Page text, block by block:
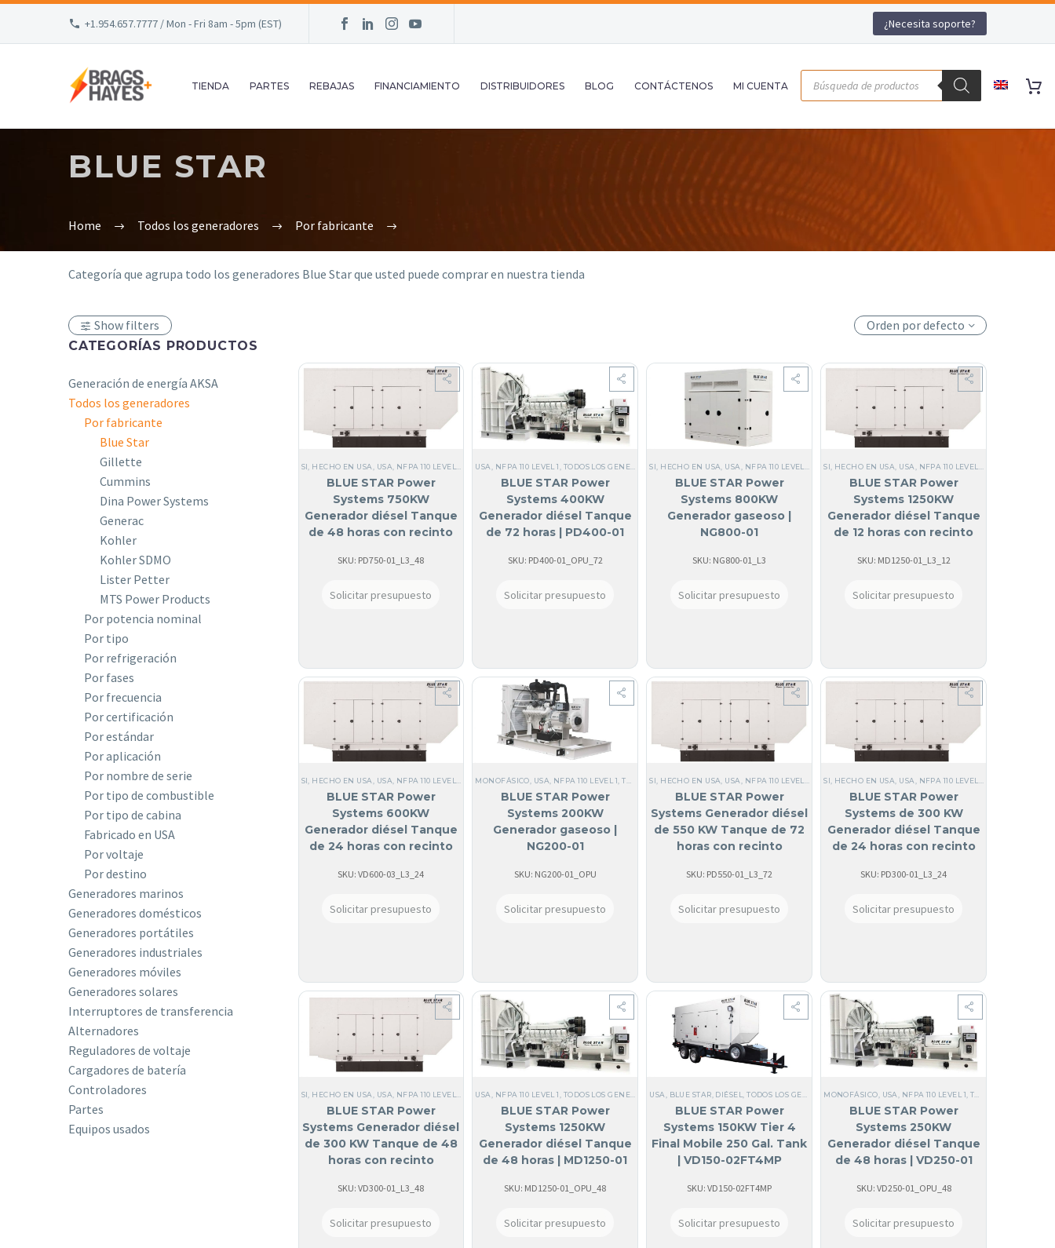
+1.954.657.7777 / Mon - Fri 8am - 5pm (EST) ¿Necesita soporte?
TIENDA PARTES REBAJAS FINANCIAMIENTO DISTRIBUIDORES BLOG CONTÁCTENOS MI CUENTA
BLUE STAR
Home Todos los generadores Por fabricante
Categoría que agrupa todo los generadores Blue Star que usted puede comprar en nuestra tienda
Show filters
CATEGORÍAS PRODUCTOS
Generación de energía AKSA
Todos los generadores
Por fabricante
Blue Star
Gillette
Cummins
Dina Power Systems
Generac
Kohler
Kohler SDMO
Lister Petter
MTS Power Products
Por potencia nominal
Por tipo
Por refrigeración
Por fases
Por frecuencia
Por certificación
Por estándar
Por aplicación
Por nombre de serie
Por tipo de combustible
Por tipo de cabina
Fabricado en USA
Por voltaje
Por destino
Generadores marinos
Generadores domésticos
Generadores portátiles
Generadores industriales
Generadores móviles
Generadores solares
Interruptores de transferencia
Alternadores
Reguladores de voltaje
Cargadores de batería
Controladores
Partes
Equipos usados
Orden por defecto
SI, HECHO EN USA USA NFPA 110 LEVEL 1 TODOS LOS GENERADORES,BLUE STAR,DIÉSEL ,TRIFÁSICOS 120/208V,COMERCIALES,TRIFÁSICO ,60 HZ, EPA TIER 2,NFPA 110 LEVEL 2
BLUE STAR Power
Systems 750KW
Generador diésel Tanque
de 48 horas con recinto
PD750-01
SKU: PD750-01_L3_48
Solicitar presupuesto
USA NFPA 110 LEVEL 1 TODOS LOS GENERADORES ,DIÉSEL, BLUE STAR ,SI, HECHO EN USA ,TRIFÁSICO ,60 HZ, NFPA 110 LEVEL 2,TRIFÁSICOS 120/208V
BLUE STAR Power
Systems 400KW
Generador diésel Tanque
de 72 horas | PD400-01
SKU: PD400-01_OPU_72
Solicitar presupuesto
SI, HECHO EN USA USA NFPA 110 LEVEL 1 TODOS LOS GENERADORES ,BLUE STAR,COMERCIALES
BLUE STAR Power
Systems 800KW
Generador gaseoso |
NG800-01
SKU: NG800-01_L3
Solicitar presupuesto
SI, HECHO EN USA USA NFPA 110 LEVEL 1
BLUE STAR Power
Systems 1250KW
Generador diésel Tanque
de 12 horas con recinto
MD1250-01
SKU: MD1250-01_L3_12
Solicitar presupuesto
SI, HECHO EN USA USA NFPA 110 LEVEL 1 TODOS LOS GENERADORES,BLUE STAR, DIÉSEL ,TRIFÁSICOS 120/208V,COMERCIALES,TRIFÁSICO ,60 HZ, EPA TIER 2,NFPA 110 LEVEL 2
BLUE STAR Power
Systems 600KW
Generador diésel Tanque
de 24 horas con recinto
VD600-03
SKU: VD600-03_L3_24
Solicitar presupuesto
MONOFÁSICO USA NFPA 110 LEVEL 1 ,TODOS LOS GENERADORES ,BLUE STAR,SI, HECHO EN USA,TRIFÁSICO, 60 HZ ,NFPA 110 LEVEL 2
BLUE STAR Power
Systems 200KW
Generador gaseoso |
NG200-01
SKU: NG200-01_OPU
Solicitar presupuesto
SI, HECHO EN USA USA NFPA 110 LEVEL 1 TODOS LOS GENERADORES ,BLUE STAR,DIÉSEL
BLUE STAR Power
Systems Generador diésel
de 550 KW Tanque de 72
horas con recinto
PD550-01
SKU: PD550-01_L3_72
Solicitar presupuesto
SI, HECHO EN USA USA NFPA 110 LEVEL 1
BLUE STAR Power
Systems de 300 KW
Generador diésel Tanque
de 24 horas con recinto
PD300-01
SKU: PD300-01_L3_24
Solicitar presupuesto
SI, HECHO EN USA USA NFPA 110 LEVEL 1 TODOS LOS GENERADORES,BLUE STAR,DIÉSEL TRIFÁSICOS 120/208V,COMERCIALES ,TRIFÁSICO,60 HZ,NFPA 110 LEVEL 2, TRIFÁSICOS 120/240V
BLUE STAR Power
Systems Generador diésel
de 300 KW Tanque de 48
horas con recinto
VD300-01
SKU: VD300-01_L3_48
Solicitar presupuesto
USA NFPA 110 LEVEL 1 TODOS LOS GENERADORES ,DIÉSEL,BLUE STAR ,SI, HECHO EN USA TRIFÁSICO,60 HZ,EPA TIER 2 , NFPA 110 LEVEL 2
BLUE STAR Power
Systems 1250KW
Generador diésel Tanque
de 48 horas | MD1250-01
SKU: MD1250-01_OPU_48
Solicitar presupuesto
USA BLUE STAR DIÉSEL ,TODOS LOS GENERADORES ,SI, HECHO EN USA,BLUE STAR,
BLUE STAR Power
Systems 150KW Tier 4
Final Mobile 250 Gal. Tank
| VD150-02FT4MP
SKU: VD150-02FT4MP
Solicitar presupuesto
MONOFÁSICO USA NFPA 110 LEVEL 1 TODOS LOS GENERADORES
BLUE STAR Power
Systems 250KW
Generador diésel Tanque
de 48 horas | VD250-01
SKU: VD250-01_OPU_48
Solicitar presupuesto